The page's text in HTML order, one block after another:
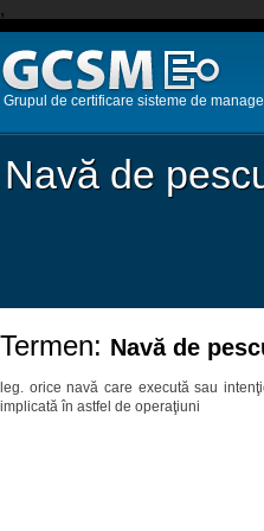
,
Grupul de certificare sisteme de
Navă de
Termen: Navă de
leg. orice navă care execută sau
implicată în astfel de operaţiuni